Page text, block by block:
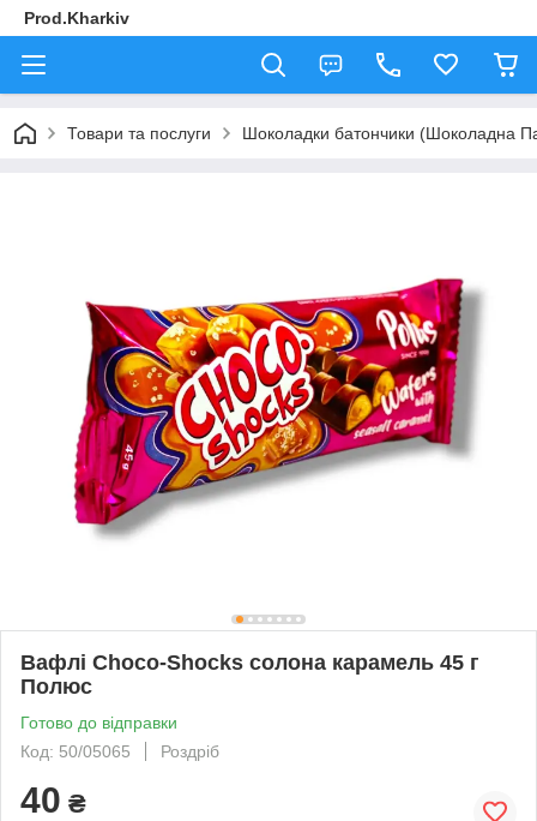
Prod.Kharkiv
Товари та послуги Шоколадки батончики (Шоколадна
Вафлі Choco-Shocks солона карамель 45 г
Полюс
Готово до відправки
Код: 50/05065
Роздріб
40 ₴